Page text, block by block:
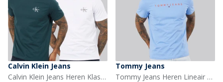
Calvin Klein Jeans
Calvin Klein Jeans Heren Klassiek Monogram Logo T-shirt Bright White/Dark Teal
Tommy Jeans
Tommy Jeans Heren Lineair Logo T-shirt Blue Twilight